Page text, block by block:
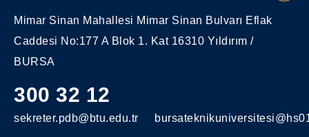
Mimar Sinan Mahallesi Mimar Sinan Bulvarı Eflak
Caddesi No:177 A Blok 1. Kat 16310 Yıldırım /
BURSA
300 32 12
sekreter.pdb@btu.edu.tr